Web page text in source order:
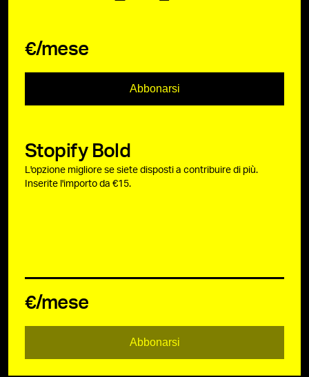
€/mese
Abbonarsi
Stopify Bold
L'opzione migliore se siete disposti a contribuire di più.
Inserite l'importo da €15.
€/mese
Abbonarsi